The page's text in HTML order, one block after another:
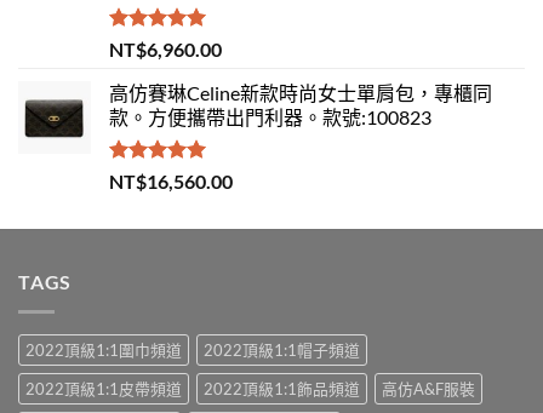
評分 5.00
滿分 5
NT$6,960.00
高仿賽琳Celine新款時尚女士單肩包，專櫃同
款。方便攜帶出門利器。款號:100823
評分5.00
滿分 5
NT$16,560.00
TAGS
2022頂級1:1圍巾頻道
2022頂級1:1帽子頻道
2022頂級1:1皮帶頻道
2022頂級1:1飾品頻道
高仿A&F服裝